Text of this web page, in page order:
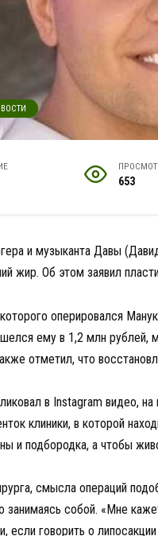
653
и музыканта Давы
жир. Об этом заявил
оперировался
ему в 1,2 млн рублей,
отметил, что
в Instagram видео,
клиники, в которой
и подбородка, а чтобы
смысла операций
собой. «Мне
если говорить о